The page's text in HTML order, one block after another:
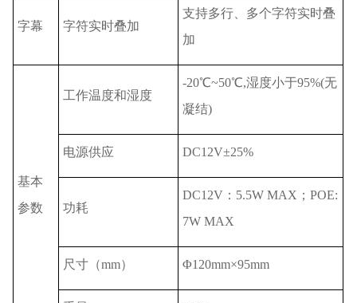
字幕 字符实时叠加
支持多行、多个字符实时叠
加
基本
参数
工作温度和湿度
-20℃~50℃,湿度小于95%(无
凝结)
电源供应 DC12V±25%
功耗
DC12V：5.5W MAX；POE:
7W MAX
尺寸（mm） Φ120mm×95mm